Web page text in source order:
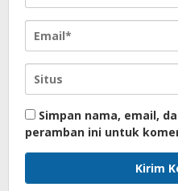
Simpan nama, email,
peramban ini untuk